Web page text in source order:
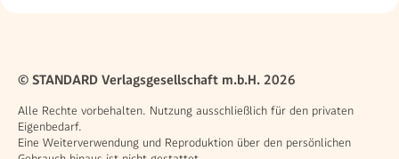
© STANDARD Verlagsgesellschaft m.b.H. 2026
Alle Rechte vorbehalten. Nutzung ausschließlich für den privaten
Eigenbedarf.
Eine Weiterverwendung und Reproduktion über den persönlichen